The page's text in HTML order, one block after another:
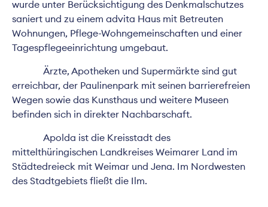
wurde unter Berücksichtigung des Denkmalschutzes
saniert und zu einem advita Haus mit Betreuten
Wohnungen, Pflege-Wohngemeinschaften und einer
Tagespflegeeinrichtung umgebaut.
Ärzte, Apotheken und Supermärkte sind gut
erreichbar, der Paulinenpark mit seinen barrierefreien
Wegen sowie das Kunsthaus und weitere Museen
befinden sich in direkter Nachbarschaft.
Apolda ist die Kreisstadt des
mittelthüringischen Landkreises Weimarer Land im
Städtedreieck mit Weimar und Jena. Im Nordwesten
des Stadtgebiets fließt die Ilm.